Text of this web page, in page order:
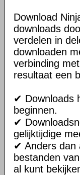
Download
downloads
verdelen in
downloaden
verbinding
resultaat een
✔ Downloads
beginnen.
✔
gelijktijdige
✔ Anders dan
bestanden
al kunt